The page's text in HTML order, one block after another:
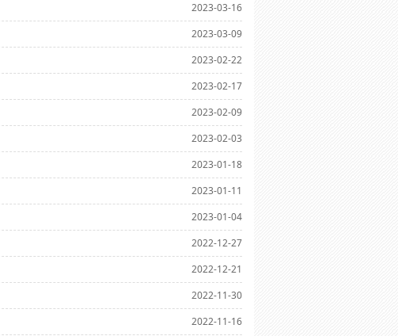
2023-03-16
2023-03-09
2023-02-22
2023-02-17
2023-02-09
2023-02-03
2023-01-18
2023-01-11
2023-01-04
2022-12-27
2022-12-21
2022-11-30
2022-11-16